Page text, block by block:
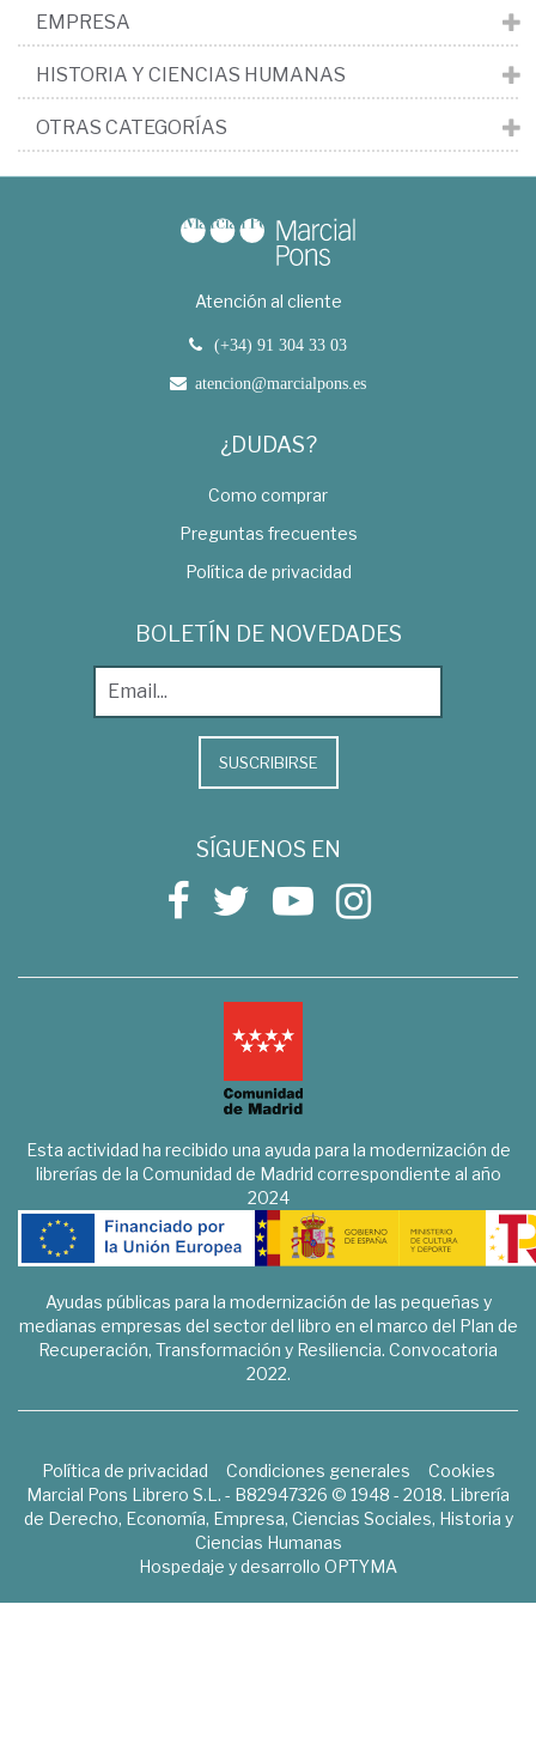
EMPRESA
HISTORIA Y CIENCIAS HUMANAS
OTRAS CATEGORÍAS
Atención al cliente
(+34) 91 304 33 03
atencion@marcialpons.es
¿DUDAS?
Como comprar
Preguntas frecuentes
Política de privacidad
BOLETÍN DE NOVEDADES
SUSCRIBIRSE
SÍGUENOS EN
Esta actividad ha recibido una ayuda para la modernización de
librerías de la Comunidad de Madrid correspondiente al año
2024
Ayudas públicas para la modernización de las pequeñas y
medianas empresas del sector del libro en el marco del Plan de
Recuperación, Transformación y Resiliencia. Convocatoria
2022.
Política de privacidad Condiciones generales
Cookies
Marcial Pons Librero S.L. - B82947326 © 1948 - 2018. Librería
de Derecho, Economía, Empresa, Ciencias Sociales, Historia y
Ciencias Humanas
Hospedaje y desarrollo OPTYMA